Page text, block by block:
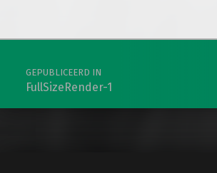
Berichtnavigatie
GEPUBLICEERD IN
FullSizeRender-1